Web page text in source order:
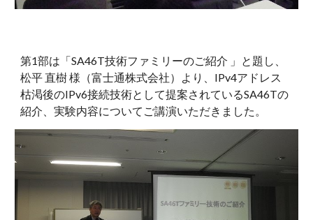
第1部は「SA46T技術ファミリーのご紹介 」と題し、
松平 直樹 様（富士通株式会社）より、IPv4アドレス
枯渇後のIPv6接続技術として提案されているSA46Tの
紹介、実験内容についてご講演いただきました。